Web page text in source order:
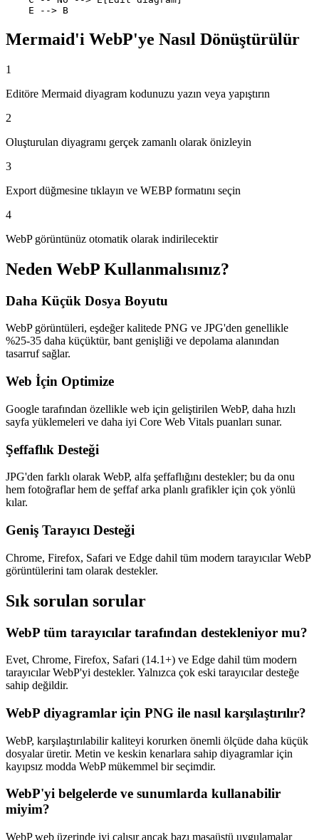
    E --> B
Mermaid'i WebP'ye Nasıl Dönüştürülür
1
Editöre Mermaid diyagram kodunuzu yazın veya yapıştırın
2
Oluşturulan diyagramı gerçek zamanlı olarak önizleyin
3
Export düğmesine tıklayın ve WEBP formatını seçin
4
WebP görüntünüz otomatik olarak indirilecektir
Neden WebP Kullanmalısınız?
Daha Küçük Dosya Boyutu
WebP görüntüleri, eşdeğer kalitede PNG ve JPG'den genellikle
%25-35 daha küçüktür, bant genişliği ve depolama alanından
tasarruf sağlar.
Web İçin Optimize
Google tarafından özellikle web için geliştirilen WebP, daha hızlı
sayfa yüklemeleri ve daha iyi Core Web Vitals puanları sunar.
Şeffaflık Desteği
JPG'den farklı olarak WebP, alfa şeffaflığını destekler; bu da onu
hem fotoğraflar hem de şeffaf arka planlı grafikler için çok yönlü
kılar.
Geniş Tarayıcı Desteği
Chrome, Firefox, Safari ve Edge dahil tüm modern tarayıcılar WebP
görüntülerini tam olarak destekler.
Sık sorulan sorular
WebP tüm tarayıcılar tarafından destekleniyor mu?
Evet, Chrome, Firefox, Safari (14.1+) ve Edge dahil tüm modern
tarayıcılar WebP'yi destekler. Yalnızca çok eski tarayıcılar desteğe
sahip değildir.
WebP diyagramlar için PNG ile nasıl karşılaştırılır?
WebP, karşılaştırılabilir kaliteyi korurken önemli ölçüde daha küçük
dosyalar üretir. Metin ve keskin kenarlara sahip diyagramlar için
kayıpsız modda WebP mükemmel bir seçimdir.
WebP'yi belgelerde ve sunumlarda kullanabilir
miyim?
WebP web üzerinde iyi çalışır ancak bazı masaüstü uygulamalar